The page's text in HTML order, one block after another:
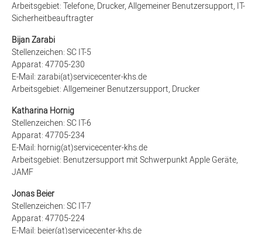
Arbeitsgebiet: Telefone, Drucker, Allgemeiner Benutzersupport, IT-
Sicherheitbeauftragter
Bijan Zarabi
Stellenzeichen: SC IT-5
Apparat: 47705-230
E-Mail: zarabi(at)servicecenter-khs.de
Arbeitsgebiet: Allgemeiner Benutzersupport, Drucker
Katharina Hornig
Stellenzeichen: SC IT-6
Apparat: 47705-234
E-Mail: hornig(at)servicecenter-khs.de
Arbeitsgebiet: Benutzersupport mit Schwerpunkt Apple Geräte,
JAMF
Jonas Beier
Stellenzeichen: SC IT-7
Apparat: 47705-224
E-Mail: beier(at)servicecenter-khs.de